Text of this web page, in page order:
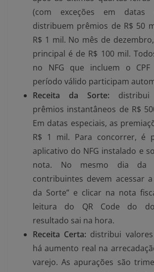
(com exceções em datas
distribuem prêmios de R$ 50
R$ 1 mil. No mês de
principal é de R$ 100 mil.
no NFG que incluem o
período válido participam
Receita da Sorte: distribui
prêmios instantâneos de R$
Em datas especiais, as
R$ 1 mil. Para concorrer, é
aplicativo do NFG instalado e
nota. No mesmo dia da
contribuintes devem acessar a
da Sorte” e clicar na nota
leitura do QR Code do
resultado sai na hora.
Receita Certa: distribui
há aumento real na
varejo. As apurações são